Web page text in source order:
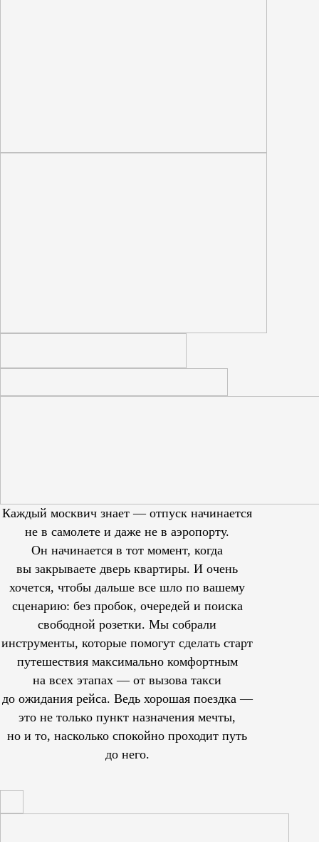
Каждый москвич знает — отпуск начинается
не в самолете и даже не в аэропорту.
Он начинается в тот момент, когда
вы закрываете дверь квартиры. И очень
хочется, чтобы дальше все шло по вашему
сценарию: без пробок, очередей и поиска
свободной розетки. Мы собрали
инструменты, которые помогут сделать старт
путешествия максимально комфортным
на всех этапах — от вызова такси
до ожидания рейса. Ведь хорошая поездка —
это не только пункт назначения мечты,
но и то, насколько спокойно проходит путь
до него.